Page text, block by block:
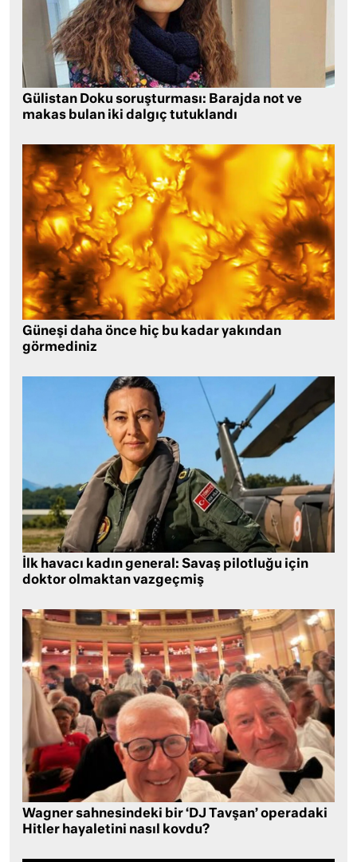
Gülistan Doku soruşturması: Barajda not ve
makas bulan iki dalgıç tutuklandı
Güneşi daha önce hiç bu kadar yakından
görmediniz
İlk havacı kadın general: Savaş pilotluğu için
doktor olmaktan vazgeçmiş
Wagner sahnesindeki bir ‘DJ Tavşan’ operadaki
Hitler hayaletini nasıl kovdu?